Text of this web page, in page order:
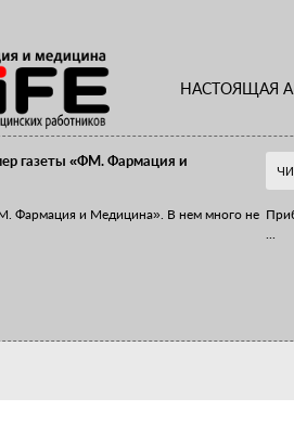
НАСТОЯЩАЯ
газеты «ФМ. Фармация и
Фармация и Медицина». В нем много не